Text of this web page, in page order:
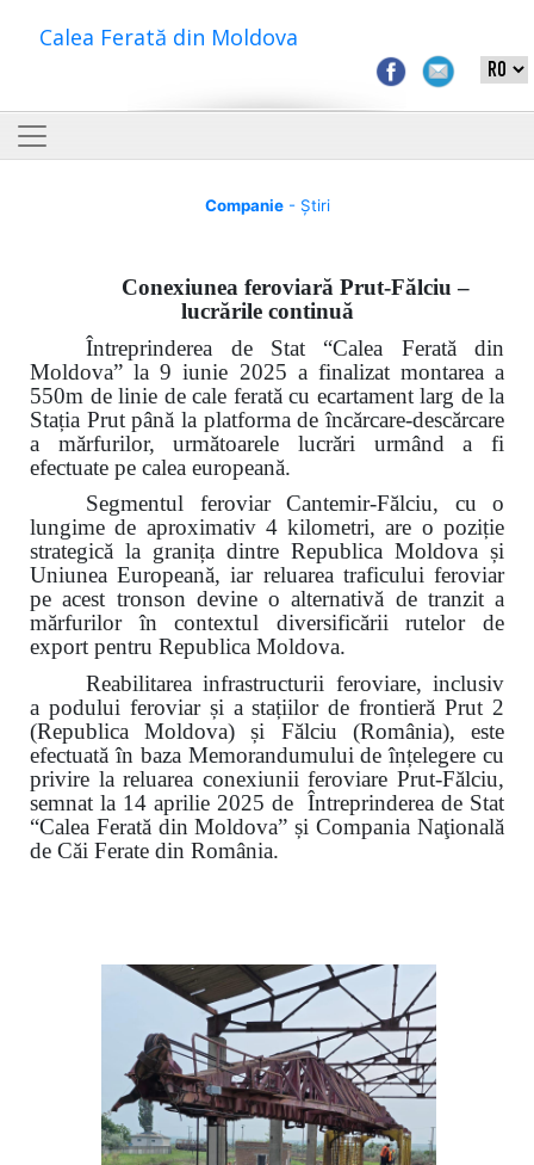
Calea Ferată din Moldova
Companie- Știri
Conexiunea feroviară Prut-Fălciu –
lucrările continuă
Întreprinderea de Stat “Calea Ferată din
Moldova” la 9 iunie 2025 a finalizat montarea a
550m de linie de cale ferată cu ecartament larg de la
Stația Prut până la platforma de încărcare-descărcare
a mărfurilor, următoarele lucrări urmând a fi
efectuate pe calea europeană.
Segmentul feroviar Cantemir-Fălciu, cu o
lungime de aproximativ 4 kilometri, are o poziție
strategică la granița dintre Republica Moldova și
Uniunea Europeană, iar reluarea traficului feroviar
pe acest tronson devine o alternativă de tranzit a
mărfurilor în contextul diversificării rutelor de
export pentru Republica Moldova.
Reabilitarea infrastructurii feroviare, inclusiv
a podului feroviar și a stațiilor de frontieră Prut 2
(Republica Moldova) și Fălciu (România), este
efectuată în baza Memorandumului de înțelegere cu
privire la reluarea conexiunii feroviare Prut-Fălciu,
semnat la 14 aprilie 2025 de Întreprinderea de Stat
“Calea Ferată din Moldova” și Compania Naţională
de Căi Ferate din România.